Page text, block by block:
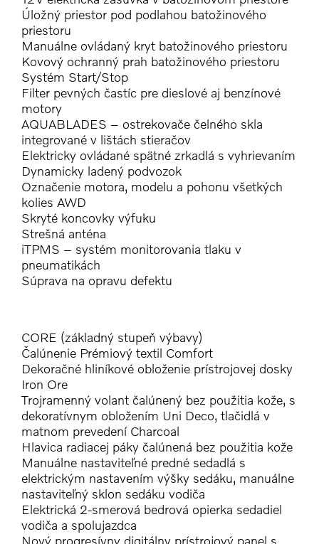
Úložný priestor pod podlahou batožinového
priestoru
Manuálne ovládaný kryt batožinového priestoru
Kovový ochranný prah batožinového priestoru
Systém Start/Stop
Filter pevných častíc pre dieslové aj benzínové
motory
AQUABLADES – ostrekovače čelného skla
integrované v lištách stieračov
Elektricky ovládané spätné zrkadlá s vyhrievaním
Dynamicky ladený podvozok
Označenie motora, modelu a pohonu všetkých
kolies AWD
Skryté koncovky výfuku
Strešná anténa
iTPMS – systém monitorovania tlaku v
pneumatikách
Súprava na opravu defektu
CORE (základný stupeň výbavy)
Čalúnenie Prémiový textil Comfort
Dekoračné hliníkové obloženie prístrojovej dosky
Iron Ore
Trojramenný volant čalúnený bez použitia kože, s
dekoratívnym obložením Uni Deco, tlačidlá v
matnom prevedení Charcoal
Hlavica radiacej páky čalúnená bez použitia kože
Manuálne nastaviteľné predné sedadlá s
elektrickým nastavením výšky sedáku, manuálne
nastaviteľný sklon sedáku vodiča
Elektrická 2-smerová bedrová opierka sedadiel
vodiča a spolujazdca
Nový progresívny digitálny prístrojový panel s